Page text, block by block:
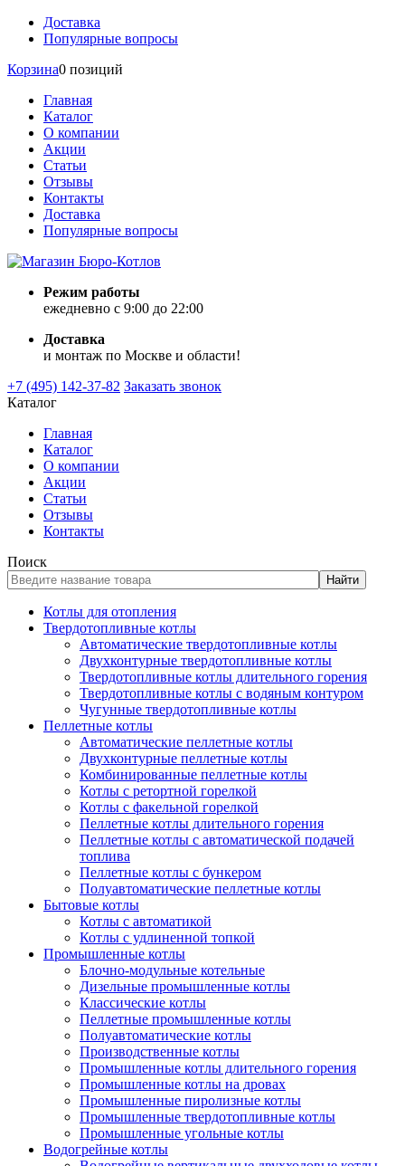
Доставка
Популярные вопросы
Корзина0 позиций
Главная
Каталог
О компании
Акции
Статьи
Отзывы
Контакты
Доставка
Популярные вопросы
Режим работы
ежедневно с 9:00 до 22:00
Доставка
и монтаж по Москве и области!
+7 (495) 142-37-82 Заказать звонок
Каталог
Главная
Каталог
О компании
Акции
Статьи
Отзывы
Контакты
Поиск
Найти
Котлы для отопления
Твердотопливные котлы
Автоматические твердотопливные котлы
Двухконтурные твердотопливные котлы
Твердотопливные котлы длительного горения
Твердотопливные котлы с водяным контуром
Чугунные твердотопливные котлы
Пеллетные котлы
Автоматические пеллетные котлы
Двухконтурные пеллетные котлы
Комбинированные пеллетные котлы
Котлы с ретортной горелкой
Котлы с факельной горелкой
Пеллетные котлы длительного горения
Пеллетные котлы с автоматической подачей
топлива
Пеллетные котлы с бункером
Полуавтоматические пеллетные котлы
Бытовые котлы
Котлы с автоматикой
Котлы с удлиненной топкой
Промышленные котлы
Блочно-модульные котельные
Дизельные промышленные котлы
Классические котлы
Пеллетные промышленные котлы
Полуавтоматические котлы
Производственные котлы
Промышленные котлы длительного горения
Промышленные котлы на дровах
Промышленные пиролизные котлы
Промышленные твердотопливные котлы
Промышленные угольные котлы
Водогрейные котлы